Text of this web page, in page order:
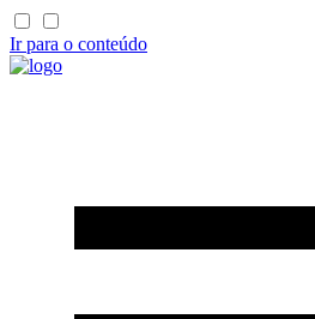
Ir para o conteúdo